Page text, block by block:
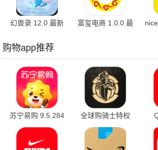
幻兽录 12.0 最新
富玺电商 1.0.0 最
购物app推荐
苏宁易购 9.5.284
手机版
全球购骑士特权
2.45.0 最新版